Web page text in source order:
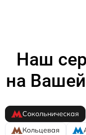
Наш
на
Сокольническая
Кольцевая